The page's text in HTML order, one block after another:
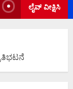
ಲೈವ್ ವೀಕ್ಷಿಸಿ